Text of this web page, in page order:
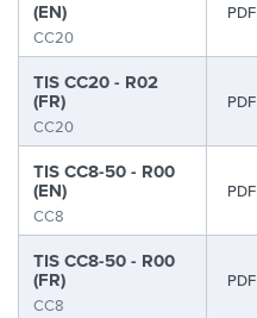
(EN)
CC20
PDF
TIS CC20 - R02
(FR)
CC20
PDF
TIS CC8-50 - R00
(EN)
CC8
PDF
TIS CC8-50 - R00
(FR)
CC8
PDF